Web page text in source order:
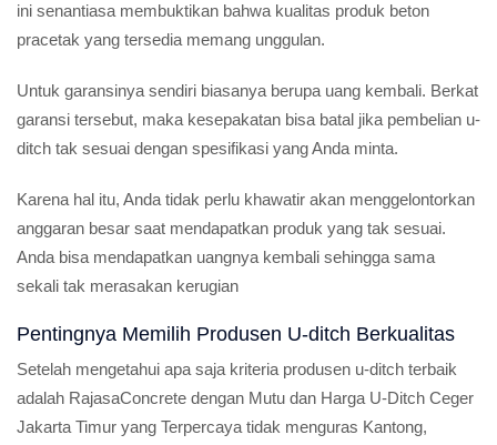
ini senantiasa membuktikan bahwa kualitas produk beton
pracetak yang tersedia memang unggulan.
Untuk garansinya sendiri biasanya berupa uang kembali. Berkat
garansi tersebut, maka kesepakatan bisa batal jika pembelian u-
ditch tak sesuai dengan spesifikasi yang Anda minta.
Karena hal itu, Anda tidak perlu khawatir akan menggelontorkan
anggaran besar saat mendapatkan produk yang tak sesuai.
Anda bisa mendapatkan uangnya kembali sehingga sama
sekali tak merasakan kerugian
Pentingnya Memilih Produsen U-ditch Berkualitas
Setelah mengetahui apa saja kriteria produsen u-ditch terbaik
adalah RajasaConcrete dengan Mutu dan Harga U-Ditch Ceger
Jakarta Timur yang Terpercaya tidak menguras Kantong,